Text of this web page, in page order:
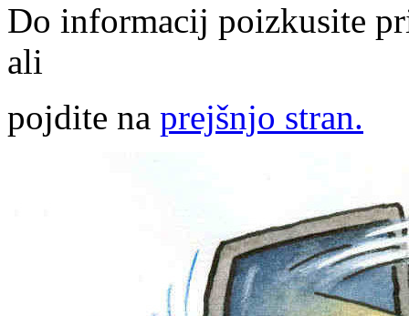
Do informacij poizkusite
ali
pojdite na prejšnjo stran.